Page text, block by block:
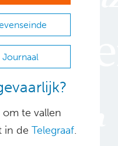
Journaal
te vallen
in de Telegraaf.